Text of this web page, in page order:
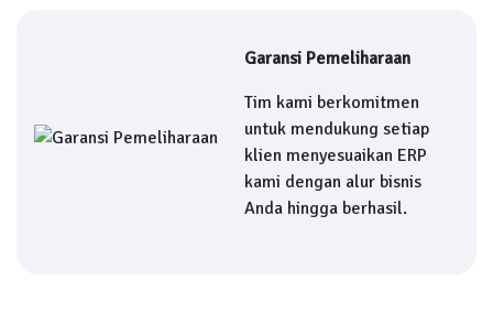
Garansi Pemeliharaan
Tim kami berkomitmen
untuk mendukung setiap
klien menyesuaikan ERP
kami dengan alur bisnis
Anda hingga berhasil.